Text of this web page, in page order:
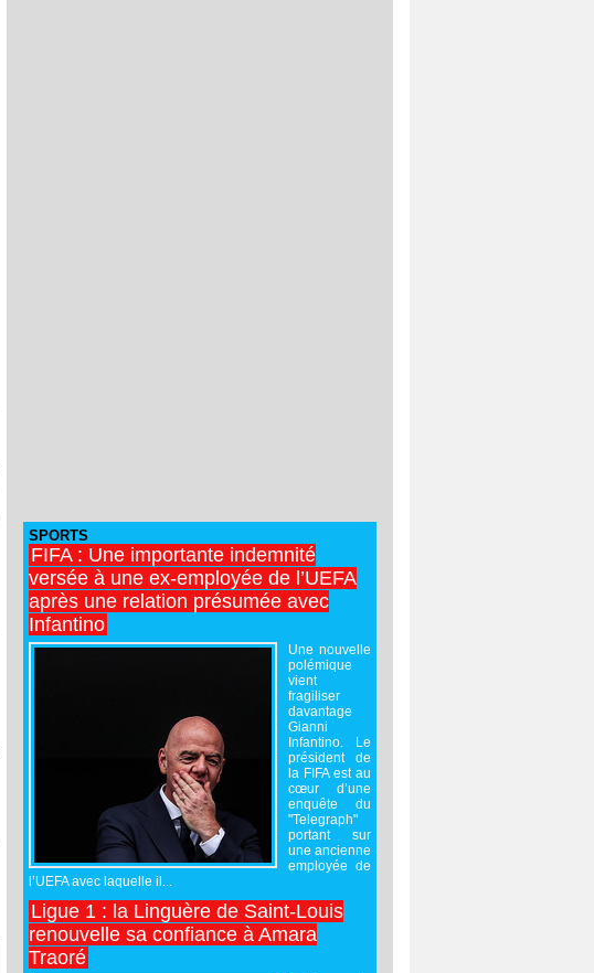
SPORTS
FIFA : Une importante indemnité
versée à une ex-employée de l’UEFA
après une relation présumée avec
Infantino
Une nouvelle
polémique
vient
fragiliser
davantage
Gianni
Infantino. Le
président de
la FIFA est au
cœur d’une
enquête du
"Telegraph"
portant sur
une ancienne
employée de
l’UEFA avec laquelle il...
Ligue 1 : la Linguère de Saint-Louis
renouvelle sa confiance à Amara
Traoré